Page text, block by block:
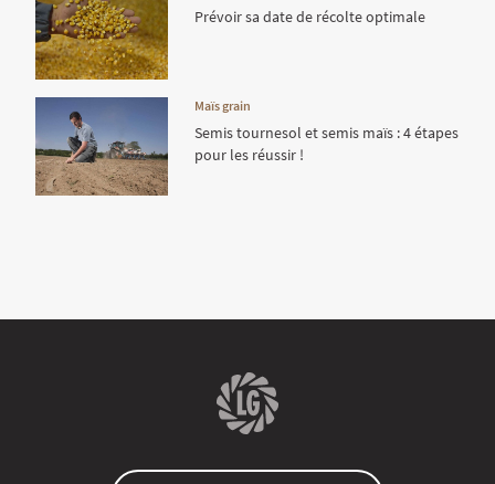
Prévoir sa date de récolte optimale
Maïs grain
Semis tournesol et semis maïs : 4 étapes
pour les réussir !